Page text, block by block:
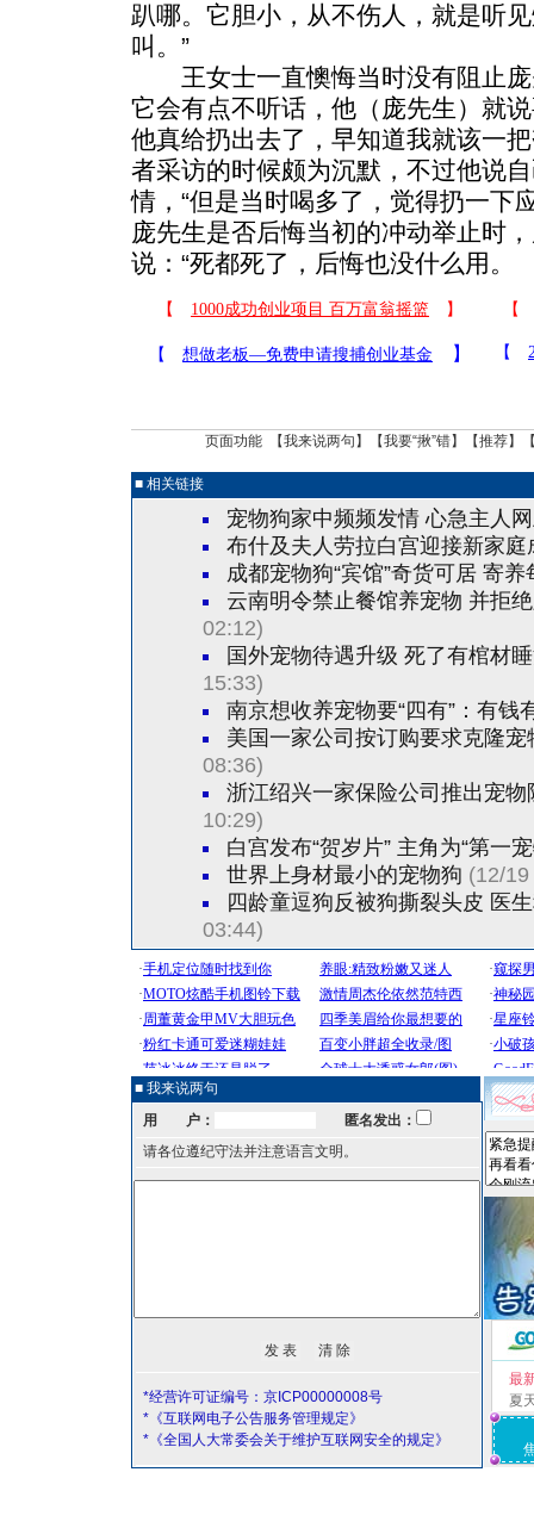
趴哪。它胆小，从不伤人，就是听
叫。”
王女士一直懊悔当时没有阻止庞
它会有点不听话，他（庞先生）就
他真给扔出去了，早知道我就该一
者采访的时候颇为沉默，不过他说
情，“但是当时喝多了，觉得扔一下
庞先生是否后悔当初的冲动举止时
说：“死都死了，后悔也没什么用。
页面功能 【我来说两句 】【我要“揪”错】【推荐】
■ 相关链接
宠物狗家中频频发情 心急主人网
布什及夫人劳拉白宫迎接新家
成都宠物狗“宾馆”奇货可居 寄
云南明令禁止餐馆养宠物 并拒
02:12)
国外宠物待遇升级 死了有棺材
15:33)
南京想收养宠物要“四有”：有钱
美国一家公司按订购要求克隆
08:36)
浙江绍兴一家保险公司推出宠
10:29)
白宫发布“贺岁片” 主角为“第一
世界上身材最小的宠物狗 (12/
四龄童逗狗反被狗撕裂头皮 医
03:44)
■ 我来说两句
用 户：
匿名发出：
请各位遵纪守法并注意语言文明。
*经营许可证编号：京ICP00000008号
*《互联网电子公告服务管理规定》
*《全国人大常委会关于维护互联网安全的规定》
最
夏